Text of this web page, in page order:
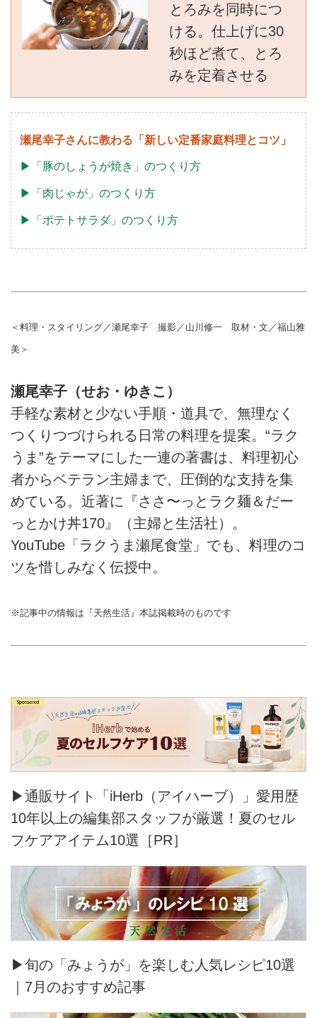
とろみを同時につ
ける。仕上げに30
秒ほど煮て、とろ
みを定着させる
瀬尾幸子さんに教わる「新しい定番家庭料理とコツ」
▶︎「豚のしょうが焼き」のつくり方
▶︎「肉じゃが」のつくり方
▶︎「ポテトサラダ」のつくり方
＜料理・スタイリング／瀬尾幸子 撮影／山川修一 取材・文／福山雅
美＞
瀬尾幸子（せお・ゆきこ）
手軽な素材と少ない手順・道具で、無理なく
つくりつづけられる日常の料理を提案。“ラク
うま”をテーマにした一連の著書は、料理初心
者からベテラン主婦まで、圧倒的な支持を集
めている。近著に『ささ〜っとラク麺＆だー
っとかけ丼170』（主婦と生活社）。
YouTube「ラクうま瀬尾食堂」でも、料理のコ
ツを惜しみなく伝授中。
※記事中の情報は『天然生活』本誌掲載時のものです
▶通販サイト「iHerb（アイハーブ）」愛用歴
10年以上の編集部スタッフが厳選！夏のセル
フケアアイテム10選［PR］
▶旬の「みょうが」を楽しむ人気レシピ10選
｜7月のおすすめ記事